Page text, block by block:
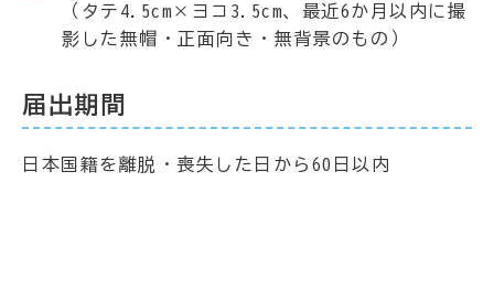
（タテ4.5cm×ヨコ3.5cm、最近6か月以内に撮
影した無帽・正面向き・無背景のもの）
届出期間
日本国籍を離脱・喪失した日から60日以内